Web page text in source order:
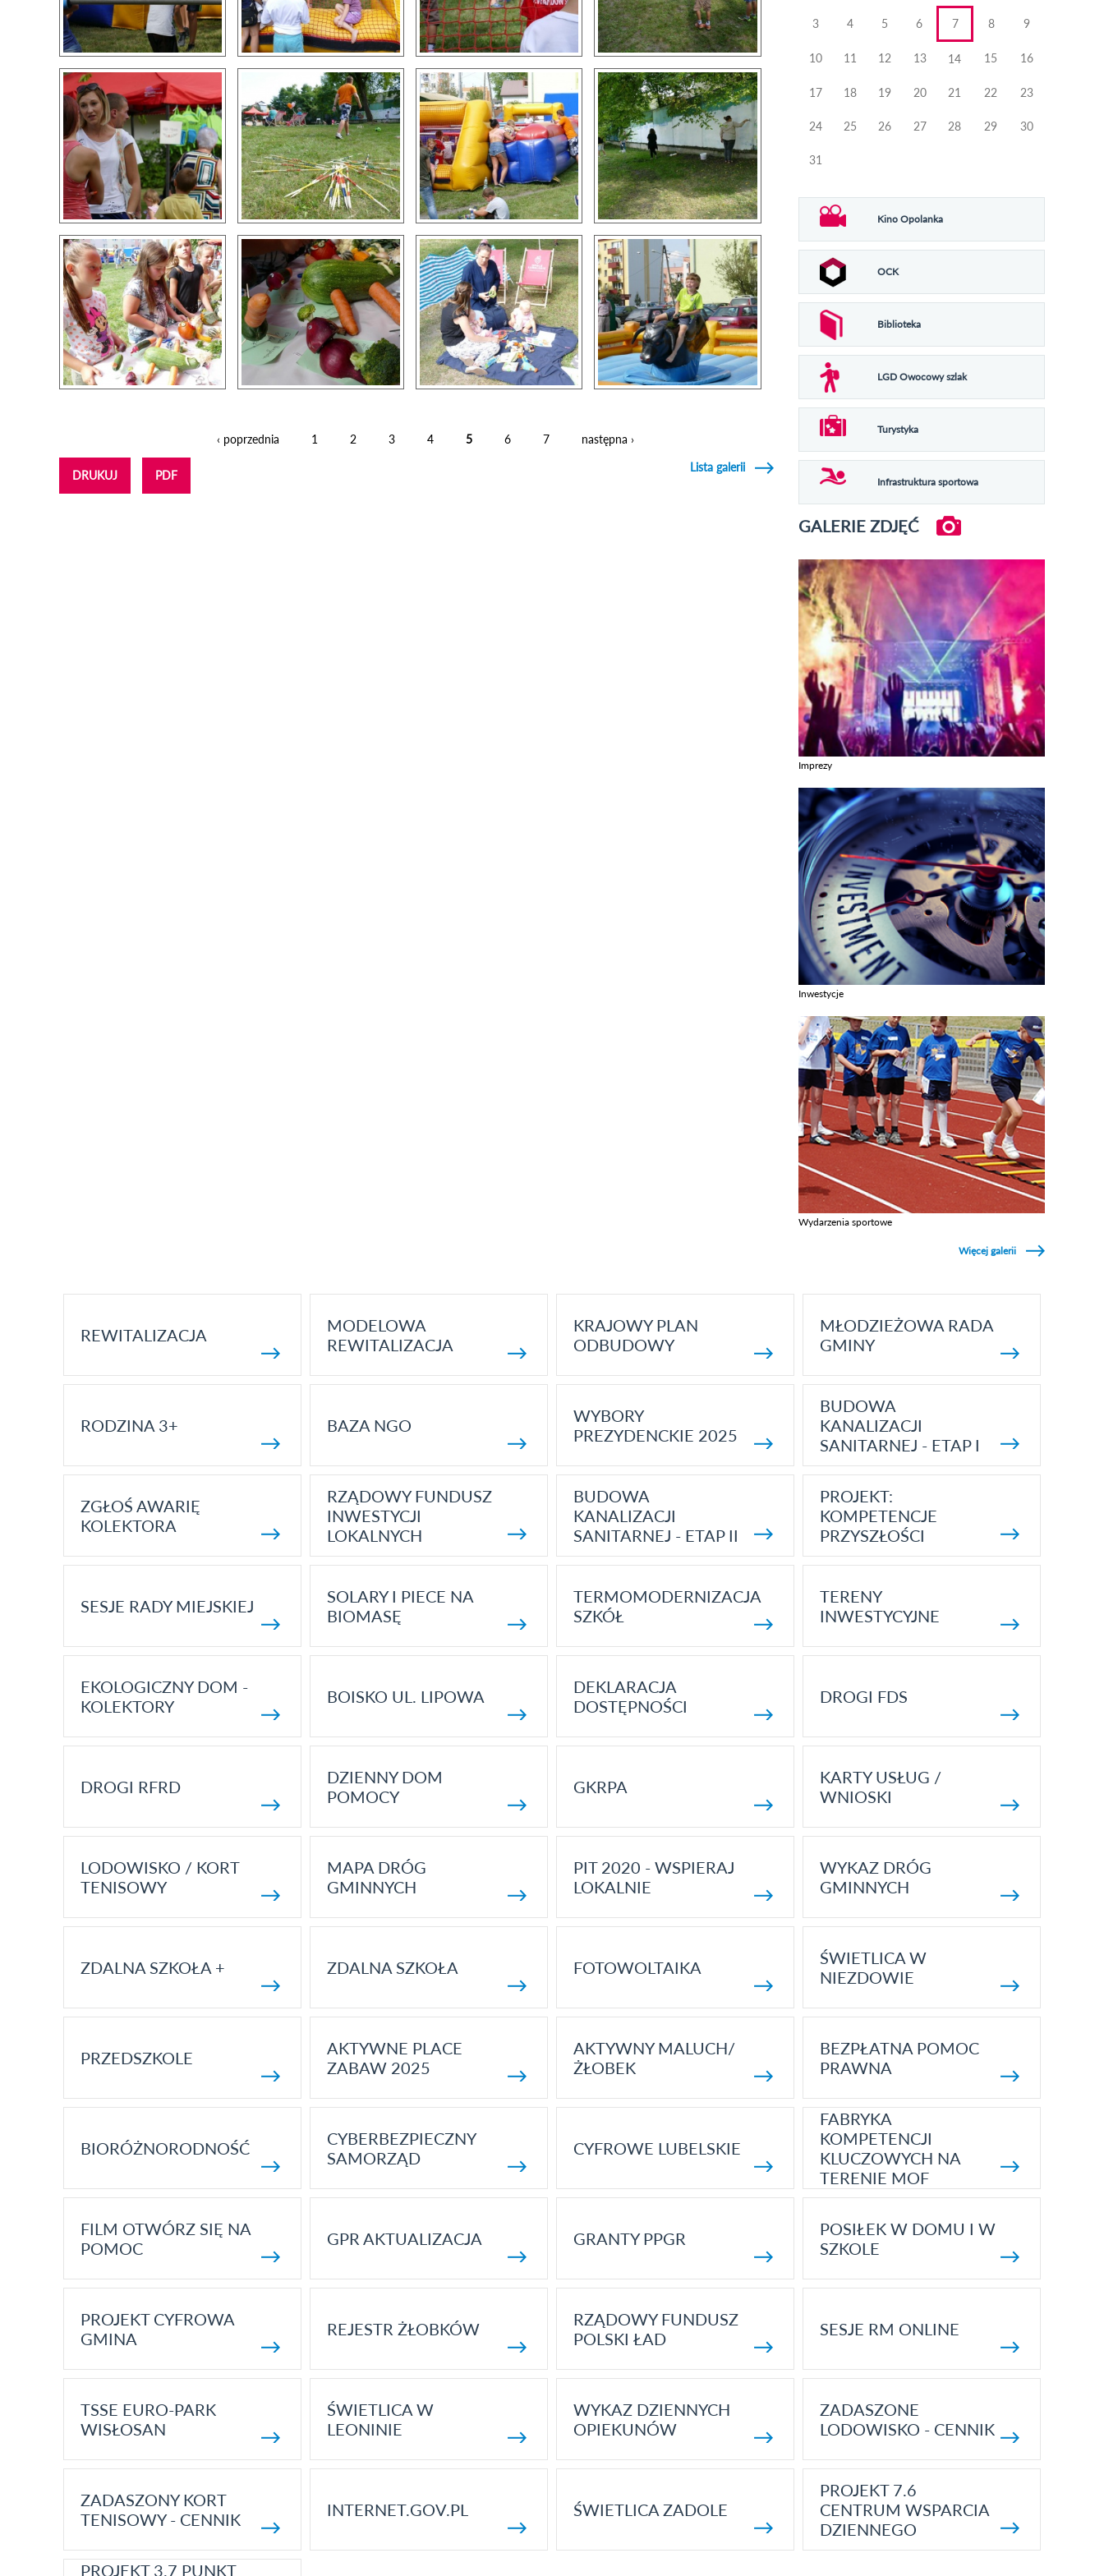
Strony
‹ poprzednia 1 2 3 4 5 6 7 następna ›
DRUKUJ PDF
Lista galerii
3 4 5 6 7 8 9
10 11 12 13 14 15 16
17 18 19 20 21 22 23
24 25 26 27 28 29 30
31
Kino Opolanka
OCK
Biblioteka
LGD Owocowy szlak
Turystyka
Infrastruktura sportowa
GALERIE ZDJĘĆ
Imprezy
Inwestycje
Wydarzenia sportowe
Więcej galerii
REWITALIZACJA
MODELOWA
REWITALIZACJA
KRAJOWY PLAN
ODBUDOWY
MŁODZIEŻOWA RADA
GMINY
RODZINA 3+ BAZA NGO
WYBORY
PREZYDENCKIE 2025
BUDOWA
KANALIZACJI
SANITARNEJ - ETAP I
ZGŁOŚ AWARIĘ
KOLEKTORA
RZĄDOWY FUNDUSZ
INWESTYCJI
LOKALNYCH
BUDOWA
KANALIZACJI
SANITARNEJ - ETAP II
PROJEKT:
KOMPETENCJE
PRZYSZŁOŚCI
SESJE RADY MIEJSKIEJ
SOLARY I PIECE NA
BIOMASĘ
TERMOMODERNIZACJA
SZKÓŁ
TERENY
INWESTYCYJNE
EKOLOGICZNY DOM -
KOLEKTORY
BOISKO UL. LIPOWA
DEKLARACJA
DOSTĘPNOŚCI
DROGI FDS
DROGI RFRD
DZIENNY DOM
POMOCY
GKRPA
KARTY USŁUG /
WNIOSKI
LODOWISKO / KORT
TENISOWY
MAPA DRÓG
GMINNYCH
PIT 2020 - WSPIERAJ
LOKALNIE
WYKAZ DRÓG
GMINNYCH
ZDALNA SZKOŁA + ZDALNA SZKOŁA FOTOWOLTAIKA
ŚWIETLICA W
NIEZDOWIE
PRZEDSZKOLE
AKTYWNE PLACE
ZABAW 2025
AKTYWNY MALUCH/
ŻŁOBEK
BEZPŁATNA POMOC
PRAWNA
BIORÓŻNORODNOŚĆ
CYBERBEZPIECZNY
SAMORZĄD
CYFROWE LUBELSKIE
FABRYKA
KOMPETENCJI
KLUCZOWYCH NA
TERENIE MOF
FILM OTWÓRZ SIĘ NA
POMOC
GPR AKTUALIZACJA GRANTY PPGR
POSIŁEK W DOMU I W
SZKOLE
PROJEKT CYFROWA
GMINA
REJESTR ŻŁOBKÓW
RZĄDOWY FUNDUSZ
POLSKI ŁAD
SESJE RM ONLINE
TSSE EURO-PARK
WISŁOSAN
ŚWIETLICA W
LEONINIE
WYKAZ DZIENNYCH
OPIEKUNÓW
ZADASZONE
LODOWISKO - CENNIK
ZADASZONY KORT
TENISOWY - CENNIK
INTERNET.GOV.PL ŚWIETLICA ZADOLE
PROJEKT 7.6
CENTRUM WSPARCIA
DZIENNEGO
PROJEKT 3.7 PUNKT